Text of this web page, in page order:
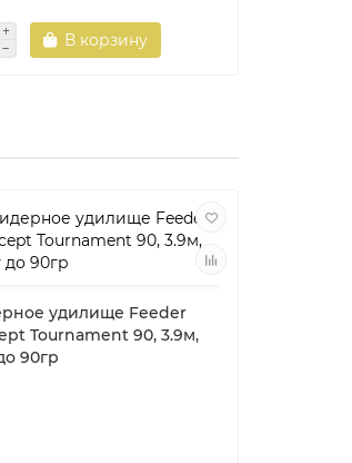
В корзину
удилище Feeder
Tournament 90, 3.9м,
90гр